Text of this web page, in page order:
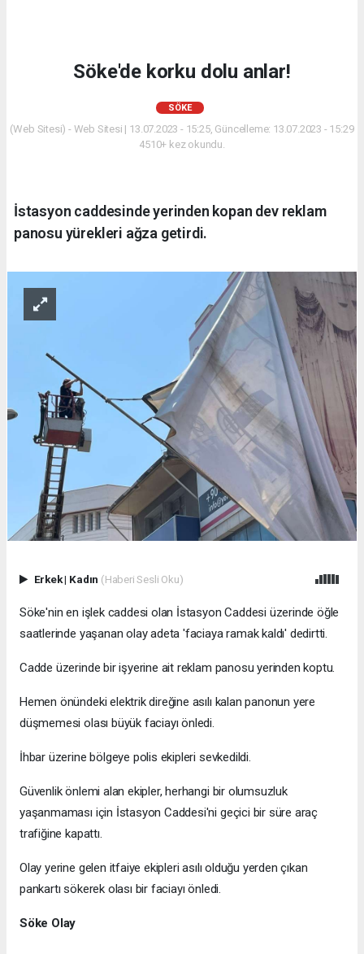
Söke'de korku dolu anlar!
SÖKE
(Web Sitesi) - Web Sitesi | 13.07.2023 - 15:25, Güncelleme: 13.07.2023 - 15:29
4510+ kez okundu.
İstasyon caddesinde yerinden kopan dev reklam
panosu yürekleri ağza getirdi.
Erkek| Kadın (Haberi Sesli Oku)
Söke'nin en işlek caddesi olan İstasyon Caddesi üzerinde öğle
saatlerinde yaşanan olay adeta 'faciaya ramak kaldı' dedirtti.
Cadde üzerinde bir işyerine ait reklam panosu yerinden koptu.
Hemen önündeki elektrik direğine asılı kalan panonun yere
düşmemesi olası büyük faciayı önledi.
İhbar üzerine bölgeye polis ekipleri sevkedildi.
Güvenlik önlemi alan ekipler, herhangi bir olumsuzluk
yaşanmaması için İstasyon Caddesi'ni geçici bir süre araç
trafiğine kapattı.
Olay yerine gelen itfaiye ekipleri asılı olduğu yerden çıkan
pankartı sökerek olası bir faciayı önledi.
Söke Olay